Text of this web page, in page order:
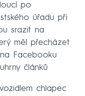
po
úřadu při
srazit na
měl přecházet
Facebooku
článků
chlapec